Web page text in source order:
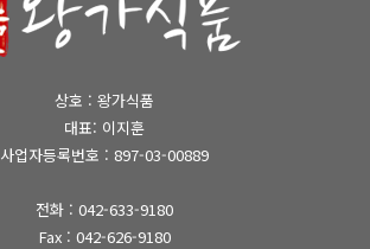
상호 : 왕가식품
대표: 이지훈
사업자등록번호 : 897-03-00889
전화 : 042-633-9180
Fax : 042-626-9180